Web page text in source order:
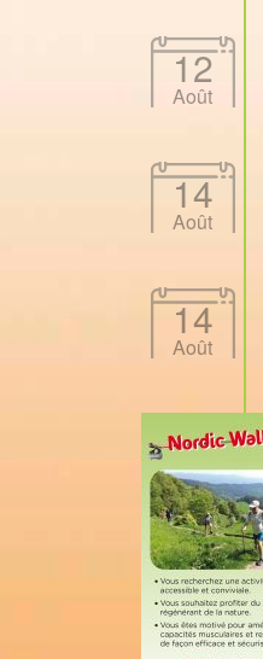
12
Août
14
Août
14
Août